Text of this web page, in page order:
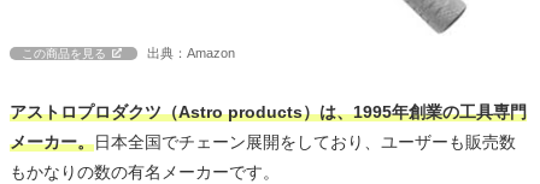
この商品を見る 出典：Amazon
アストロプロダクツ（Astro products）は、1995年創業の工具専門
メーカー。日本全国でチェーン展開をしており、ユーザーも販売数
もかなりの数の有名メーカーです。